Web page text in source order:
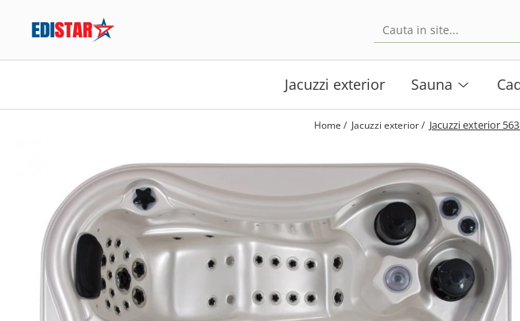
Sauna infraroșu
Jacuzzi exterior Sauna
Home / Jacuzzi exterior / Jacuzzi exterior